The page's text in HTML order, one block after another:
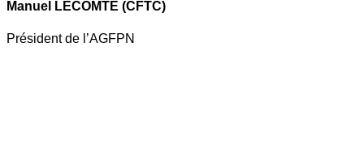
Manuel LECOMTE (CFTC)
Président de l’AGFPN